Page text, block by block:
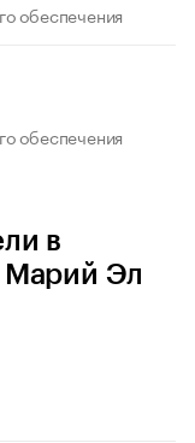
обеспечения
обеспечения
в
Марий Эл